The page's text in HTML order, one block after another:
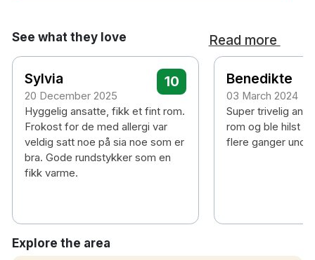
See what they love Read more
Sylvia
20 December 2025
10
Hyggelig ansatte, fikk et fint rom.
Frokost for de med allergi var
veldig satt noe på sia noe som er
bra. Gode rundstykker som en
fikk varme.
Benedikte
03 March 2024
Super trivelig
rom og ble hilst
flere ganger
Explore the area